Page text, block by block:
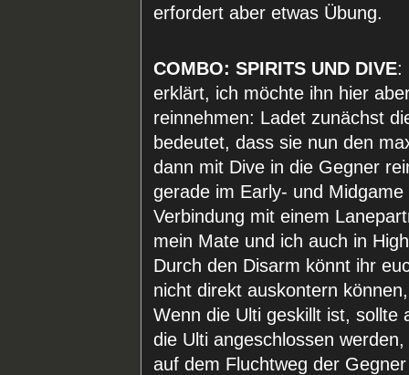
erfordert aber etwas Übung.
COMBO: SPIRITS UND DIVE:
erklärt, ich möchte ihn hier
reinnehmen: Ladet zunächst
bedeutet, dass sie nun den
dann mit Dive in die Gegner
gerade im Early- und
Verbindung mit einem
mein Mate und ich auch in
Durch den Disarm könnt ihr
nicht direkt auskontern
Wenn die Ulti geskillt ist, sollte
die Ulti angeschlossen
auf dem Fluchtweg der